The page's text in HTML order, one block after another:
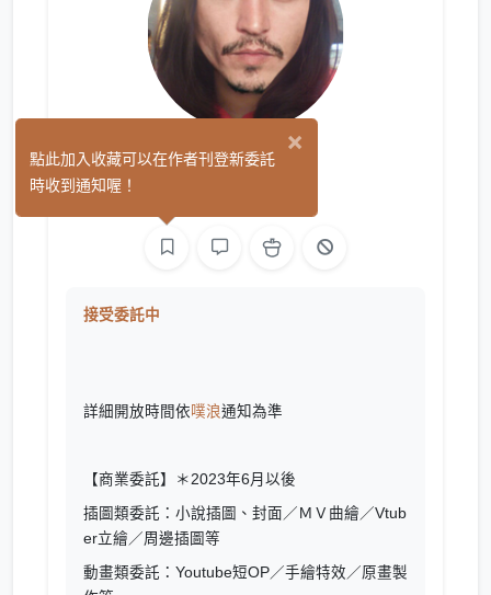
BPCC
接受委託中
詳細開放時間依噗浪通知為準
【商業委託】＊2023年6月以後
插圖類委託：小說插圖、封面／ＭＶ曲繪／Vtub
er立繪／周邊插圖等
動畫類委託：Youtube短OP／手繪特效／原畫製
×
點此加入收藏可以在作者刊登新委託
時收到通知喔！